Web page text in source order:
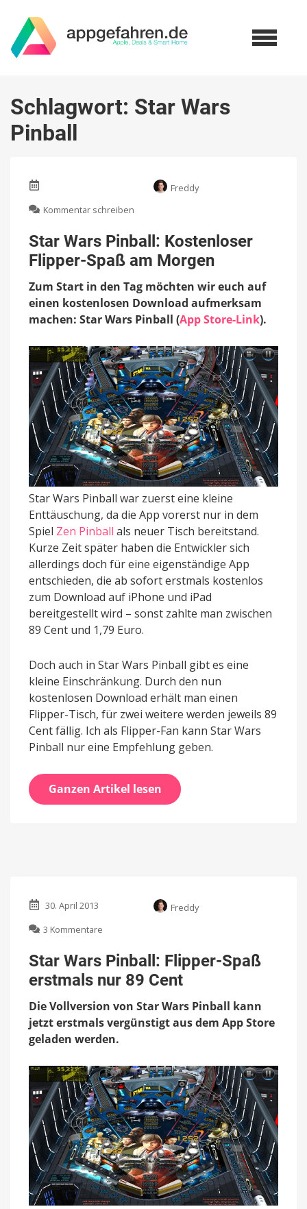
Schlagwort: Star Wars
Pinball
Freddy
Kommentar schreiben
Wars
Pinball:
Kostenloser
Spaß
am
Morgen
Star Wars Pinball: Kostenloser
Flipper-Spaß am Morgen
Zum Start in den Tag möchten wir euch auf
einen kostenlosen Download aufmerksam
machen: Star Wars Pinball (App Store-Link).
Star Wars Pinball war zuerst eine kleine
Enttäuschung, da die App vorerst nur in dem
Spiel Zen Pinball als neuer Tisch bereitstand.
Kurze Zeit später haben die Entwickler sich
allerdings doch für eine eigenständige App
entschieden, die ab sofort erstmals kostenlos
zum Download auf iPhone und iPad
bereitgestellt wird – sonst zahlte man zwischen
89 Cent und 1,79 Euro.
Doch auch in Star Wars Pinball gibt es eine
kleine Einschränkung. Durch den nun
kostenlosen Download erhält man einen
Flipper-Tisch, für zwei weitere werden jeweils 89
Cent fällig. Ich als Flipper-Fan kann Star Wars
Pinball nur eine Empfehlung geben.
Ganzen Artikel lesen
30. April 2013
Freddy
3 Kommentare
Wars
Pinball:
Flipper-
erstmals
nur
Cent
Star Wars Pinball: Flipper-Spaß
erstmals nur 89 Cent
Die Vollversion von Star Wars Pinball kann
jetzt erstmals vergünstigt aus dem App Store
geladen werden.